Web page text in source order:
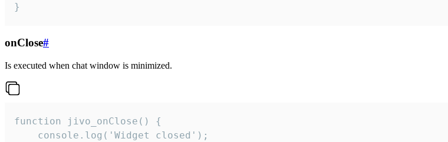
}
onClose#
Is executed when chat window is minimized.
function jivo_onClose() {
    console.log('Widget closed');